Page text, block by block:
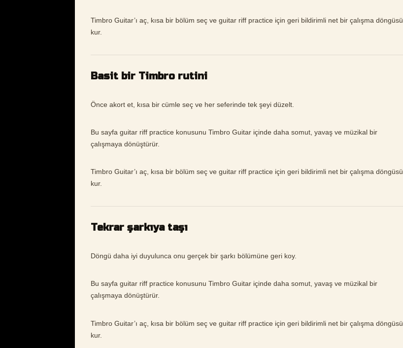
Timbro Guitar’ı aç, kısa bir bölüm seç ve guitar riff practice için geri bildirimli net bir çalışma döngüsü
kur.
Basit bir Timbro rutini
Önce akort et, kısa bir cümle seç ve her seferinde tek şeyi düzelt.
Bu sayfa guitar riff practice konusunu Timbro Guitar içinde daha somut, yavaş ve müzikal bir
çalışmaya dönüştürür.
Timbro Guitar’ı aç, kısa bir bölüm seç ve guitar riff practice için geri bildirimli net bir çalışma döngüsü
kur.
Tekrar şarkıya taşı
Döngü daha iyi duyulunca onu gerçek bir şarkı bölümüne geri koy.
Bu sayfa guitar riff practice konusunu Timbro Guitar içinde daha somut, yavaş ve müzikal bir
çalışmaya dönüştürür.
Timbro Guitar’ı aç, kısa bir bölüm seç ve guitar riff practice için geri bildirimli net bir çalışma döngüsü
kur.